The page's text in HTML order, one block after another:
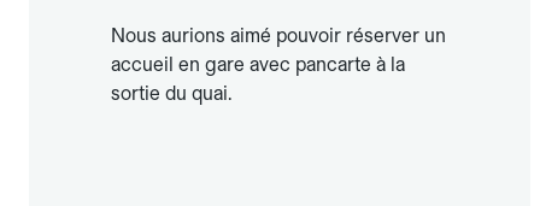
Nous aurions aimé pouvoir réserver un
accueil en gare avec pancarte à la
sortie du quai.